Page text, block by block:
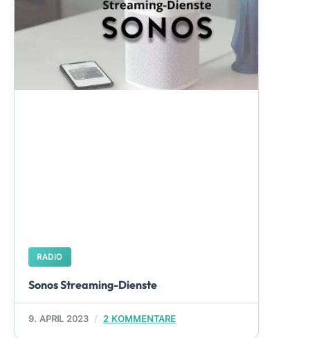
RADIO
Sonos Streaming-Dienste
9. APRIL 2023 2 KOMMENTARE